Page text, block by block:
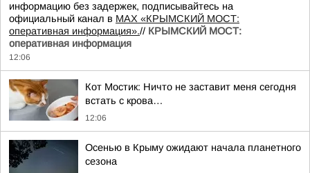
информацию без задержек, подписывайтесь на
официальный канал в MAX «КРЫМСКИЙ МОСТ:
оперативная информация».// КРЫМСКИЙ МОСТ:
оперативная информация
12:06
Кот Мостик: Ничто не заставит меня сегодня
встать с крова…
12:06
Осенью в Крыму ожидают начала планетного
сезона